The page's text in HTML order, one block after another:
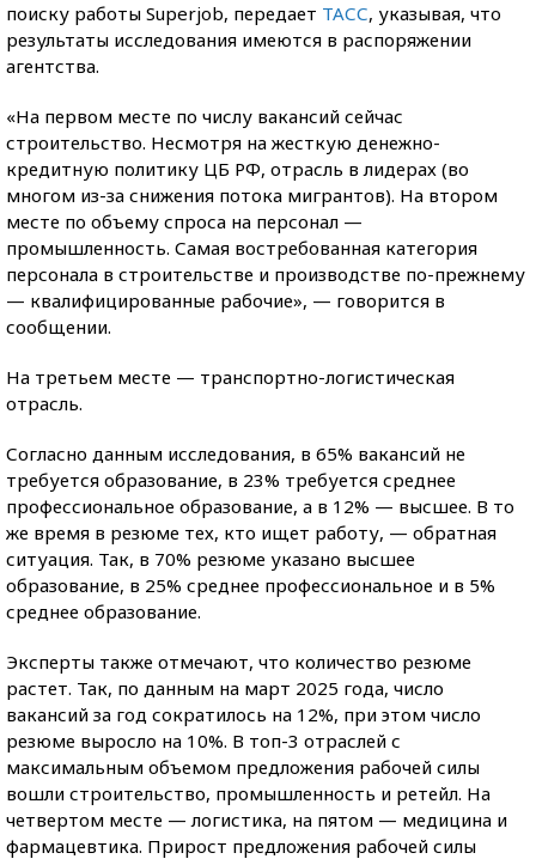
поиску работы Superjob, передает ТАСС, указывая, что
результаты исследования имеются в распоряжении
агентства.
«На первом месте по числу вакансий сейчас
строительство. Несмотря на жесткую денежно-
кредитную политику ЦБ РФ, отрасль в лидерах (во
многом из-за снижения потока мигрантов). На втором
месте по объему спроса на персонал —
промышленность. Самая востребованная категория
персонала в строительстве и производстве по-прежнему
— квалифицированные рабочие», — говорится в
сообщении.
На третьем месте — транспортно-логистическая
отрасль.
Согласно данным исследования, в 65% вакансий не
требуется образование, в 23% требуется среднее
профессиональное образование, а в 12% — высшее. В то
же время в резюме тех, кто ищет работу, — обратная
ситуация. Так, в 70% резюме указано высшее
образование, в 25% среднее профессиональное и в 5%
среднее образование.
Эксперты также отмечают, что количество резюме
растет. Так, по данным на март 2025 года, число
вакансий за год сократилось на 12%, при этом число
резюме выросло на 10%. В топ-3 отраслей с
максимальным объемом предложения рабочей силы
вошли строительство, промышленность и ретейл. На
четвертом месте — логистика, на пятом — медицина и
фармацевтика. Прирост предложения рабочей силы